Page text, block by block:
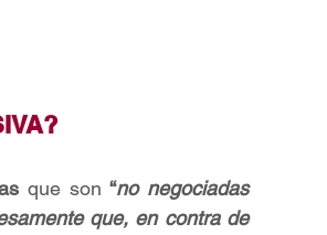
que son “no negociadas
que, en contra de